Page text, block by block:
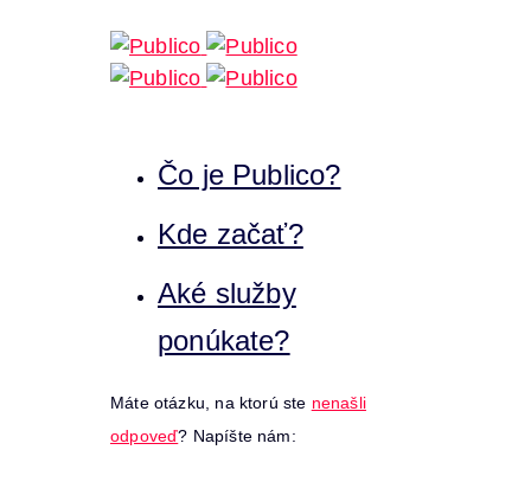
Čo je Publico?
Kde začať?
Aké služby
ponúkate?
Máte otázku, na ktorú ste nenašli
odpoveď? Napíšte nám: